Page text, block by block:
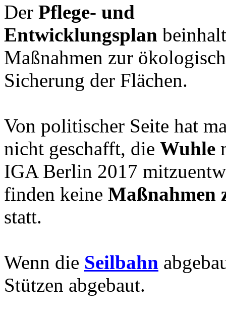
Der Pflege- und
Entwicklungsplan
Maßnahmen zur
Sicherung der Flächen.
Von politischer Seite hat
nicht geschafft, die Wuhle
IGA Berlin 2017
finden keine Maßnahmen
statt.
Wenn die Seilbahn
Stützen abgebaut.